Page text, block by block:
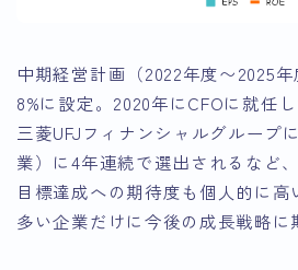
中期経営計画（2022年度〜2025
8%に設定。2020年にCFOに就任
三菱UFJフィナンシャルグループ
業）に4年連続で選出されるなど
目標達成への期待度も個人的に
多い企業だけに今後の成長戦略に